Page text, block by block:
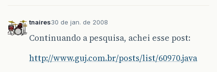
tnaires30 de jan. de 2008
Continuando a pesquisa, achei esse post:
http://www.guj.com.br/posts/list/60970.java